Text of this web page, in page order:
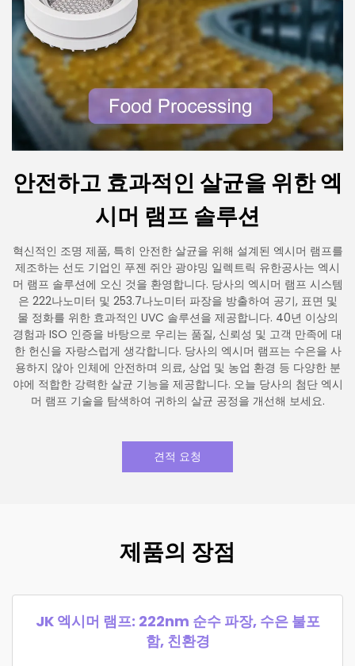
안전하고 효과적인 살균을 위한 엑
시머 램프 솔루션
혁신적인 조명 제품, 특히 안전한 살균을 위해 설계된 엑시머 램프를
제조하는 선도 기업인 푸젠 쥐안 광야밍 일렉트릭 유한공사는 엑시
머 램프 솔루션에 오신 것을 환영합니다. 당사의 엑시머 램프 시스템
은 222나노미터 및 253.7나노미터 파장을 방출하여 공기, 표면 및
물 정화를 위한 효과적인 UVC 솔루션을 제공합니다. 40년 이상의
경험과 ISO 인증을 바탕으로 우리는 품질, 신뢰성 및 고객 만족에 대
한 헌신을 자랑스럽게 생각합니다. 당사의 엑시머 램프는 수은을 사
용하지 않아 인체에 안전하며 의료, 상업 및 농업 환경 등 다양한 분
야에 적합한 강력한 살균 기능을 제공합니다. 오늘 당사의 첨단 엑시
머 램프 기술을 탐색하여 귀하의 살균 공정을 개선해 보세요.
견적 요청
제품의 장점
JK 엑시머 램프: 222nm 순수 파장, 수은 불포
함, 친환경